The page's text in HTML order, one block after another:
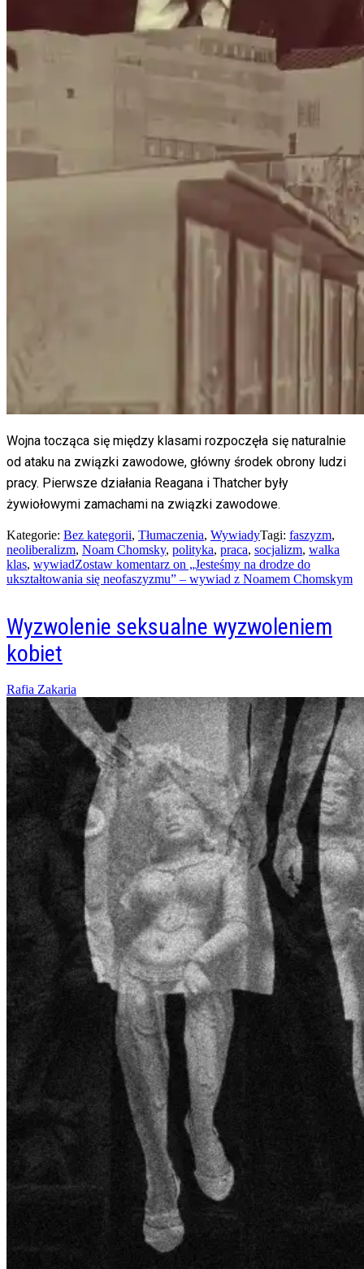
Wojna tocząca się między klasami rozpoczęła się naturalnie
od ataku na związki zawodowe, główny środek obrony ludzi
pracy. Pierwsze działania Reagana i Thatcher były
żywiołowymi zamachami na związki zawodowe.
Kategorie: Bez kategorii, Tłumaczenia, WywiadyTagi: faszyzm,
neoliberalizm, Noam Chomsky, polityka, praca, socjalizm, walka
klas, wywiadZostaw komentarz on „Jesteśmy na drodze do
ukształtowania się neofaszyzmu” – wywiad z Noamem Chomskym
Wyzwolenie seksualne wyzwoleniem
kobiet
Posted
07/04/2025 18/02/2026
Rafia Zakaria